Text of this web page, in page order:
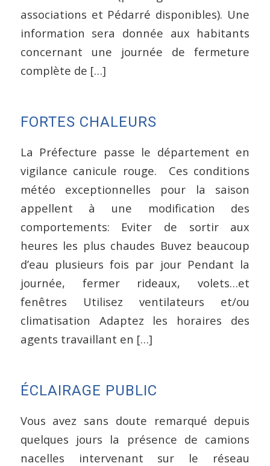
associations et Pédarré disponibles). Une
information sera donnée aux habitants
concernant une journée de fermeture
complète de […]
FORTES CHALEURS
La Préfecture passe le département en
vigilance canicule rouge. Ces conditions
météo exceptionnelles pour la saison
appellent à une modification des
comportements: Eviter de sortir aux
heures les plus chaudes Buvez beaucoup
d’eau plusieurs fois par jour Pendant la
journée, fermer rideaux, volets…et
fenêtres Utilisez ventilateurs et/ou
climatisation Adaptez les horaires des
agents travaillant en […]
ÉCLAIRAGE PUBLIC
Vous avez sans doute remarqué depuis
quelques jours la présence de camions
nacelles intervenant sur le réseau